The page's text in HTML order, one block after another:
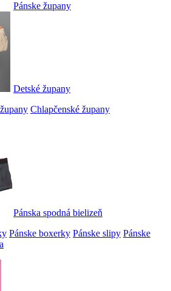
Pánske župany
Detské župany
Chlapčenské župany
Pánska spodná bielizeň
Pánske boxerky Pánske slipy Pánske